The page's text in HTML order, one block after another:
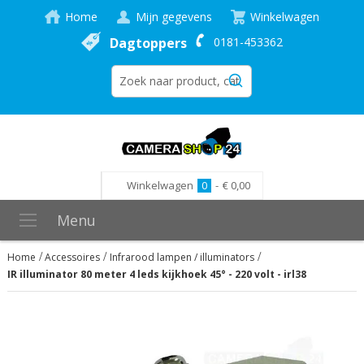
Home Mijn gegevens Winkelwagen
Dagtoppers 0181-453362
Winkelwagen 0 - € 0,00
Menu
Home Accessoires
Infrarood lampen / illuminators
IR illuminator 80 meter 4 leds kijkhoek 45° - 220 volt - irl38